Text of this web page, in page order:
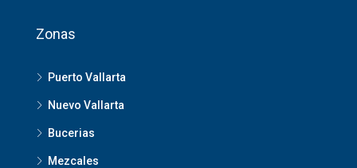
Zonas
Puerto Vallarta
Nuevo Vallarta
Bucerias
Mezcales